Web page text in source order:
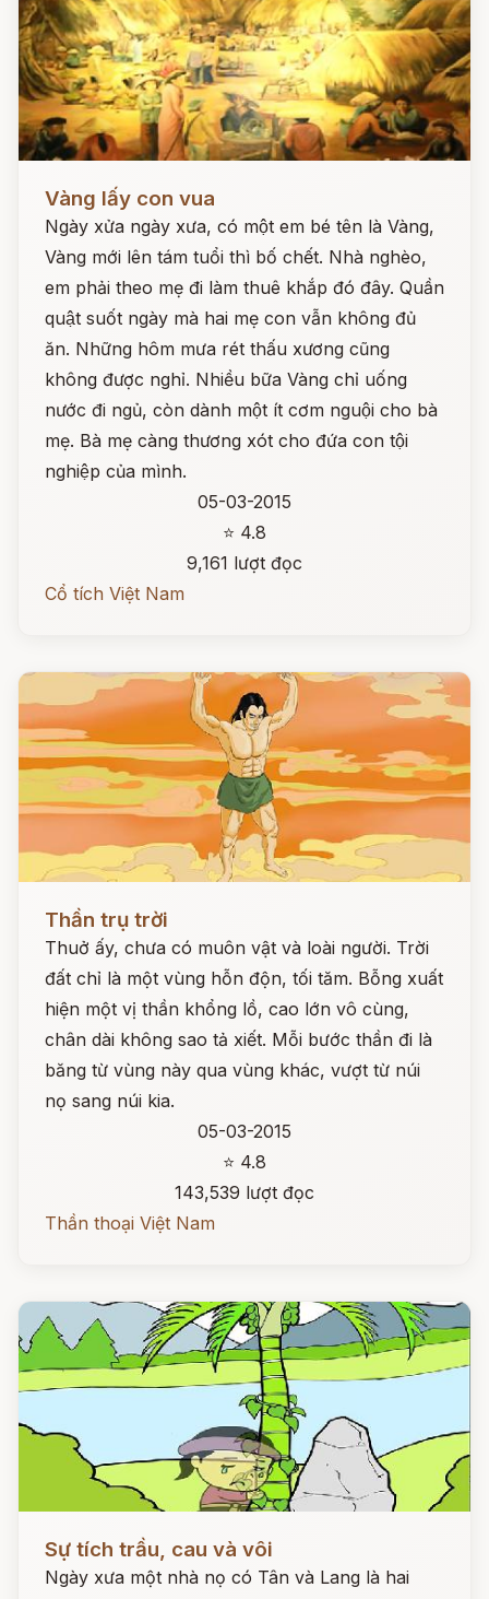
Vàng lấy con vua
Ngày xửa ngày xưa, có một em bé tên là Vàng,
Vàng mới lên tám tuổi thì bố chết. Nhà nghèo,
em phải theo mẹ đi làm thuê khắp đó đây. Quần
quật suốt ngày mà hai mẹ con vẫn không đủ
ăn. Những hôm mưa rét thấu xương cũng
không được nghỉ. Nhiều bữa Vàng chỉ uống
nước đi ngủ, còn dành một ít cơm nguội cho bà
mẹ. Bà mẹ càng thương xót cho đứa con tội
nghiệp của mình.
05-03-2015
⭐ 4.8
9,161 lượt đọc
Cổ tích Việt Nam
Đọc ngay
Thần trụ trời
Thuở ấy, chưa có muôn vật và loài người. Trời
đất chỉ là một vùng hỗn độn, tối tăm. Bỗng xuất
hiện một vị thần khổng lồ, cao lớn vô cùng,
chân dài không sao tả xiết. Mỗi bước thần đi là
băng từ vùng này qua vùng khác, vượt từ núi
nọ sang núi kia.
05-03-2015
⭐ 4.8
143,539 lượt đọc
Thần thoại Việt Nam
Sự tích trầu, cau và vôi
Ngày xưa một nhà nọ có Tân và Lang là hai